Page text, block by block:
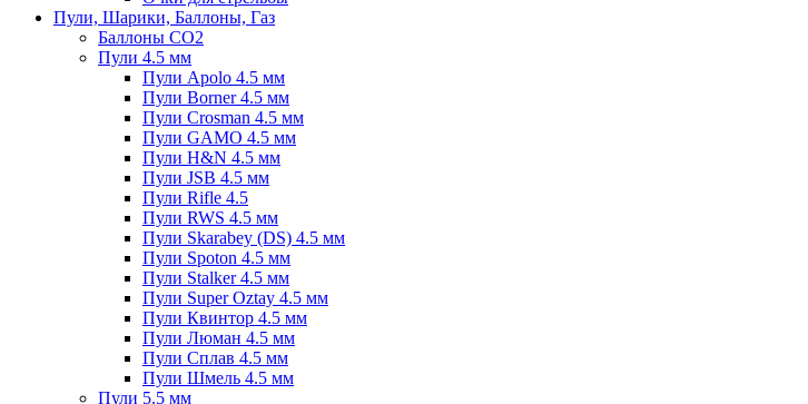
Пули, Шарики, Баллоны, Газ
Баллоны CO2
Пули 4.5 мм
Пули Apolo 4.5 мм
Пули Borner 4.5 мм
Пули Crosman 4.5 мм
Пули GAMO 4.5 мм
Пули H&N 4.5 мм
Пули JSB 4.5 мм
Пули Rifle 4.5
Пули RWS 4.5 мм
Пули Skarabey (DS) 4.5 мм
Пули Spoton 4.5 мм
Пули Stalker 4.5 мм
Пули Super Oztay 4.5 мм
Пули Квинтор 4.5 мм
Пули Люман 4.5 мм
Пули Сплав 4.5 мм
Пули Шмель 4.5 мм
Пули 5.5 мм